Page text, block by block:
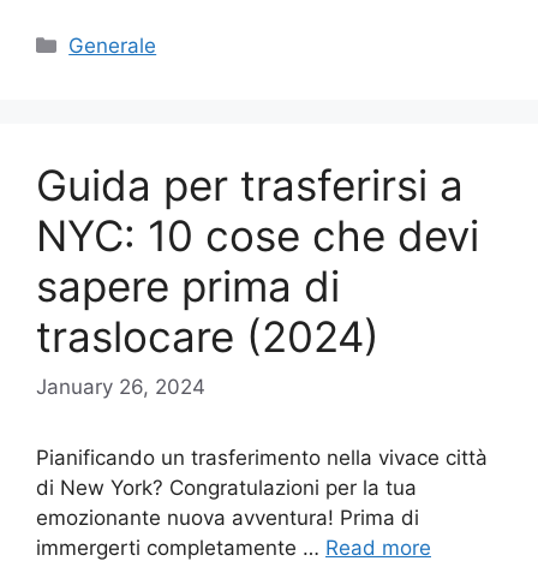
Categories
Generale
Guida per trasferirsi a
NYC: 10 cose che devi
sapere prima di
traslocare (2024)
January 26, 2024
Pianificando un trasferimento nella vivace città
di New York? Congratulazioni per la tua
emozionante nuova avventura! Prima di
immergerti completamente … Read more